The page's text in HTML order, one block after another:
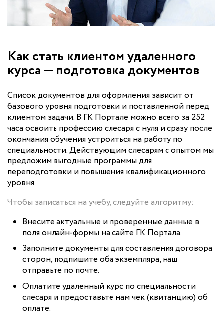
Как стать клиентом удаленного
курса — подготовка документов
Список документов для оформления зависит от
базового уровня подготовки и поставленной перед
клиентом задачи. В ГК Портале можно всего за 252
часа освоить профессию слесаря с нуля и сразу после
окончания обучения устроиться на работу по
специальности. Действующим слесарям с опытом мы
предложим выгодные программы для
переподготовки и повышения квалификационного
уровня.
Чтобы записаться на учебу, следуйте алгоритму:
Внесите актуальные и проверенные данные в
поля онлайн-формы на сайте ГК Портала.
Заполните документы для составления договора
сторон, подпишите оба экземпляра, наш
отправьте по почте.
Оплатите удаленный курс по специальности
слесаря и предоставьте нам чек (квитанцию) об
оплате.